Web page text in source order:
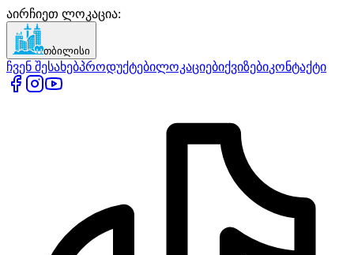
აირჩიეთ ლოკაცია:
თბილისი
ჩვენ შესახებპროდუქტებილოკაციებიქვიზებიკონტაქტი